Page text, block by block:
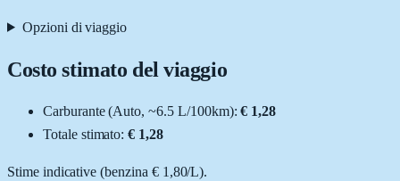
Opzioni di viaggio
Costo stimato del viaggio
Carburante (Auto, ~6.5 L/100km): € 1,28
Totale stimato:€ 1,28
Stime indicative (benzina € 1,80/L).